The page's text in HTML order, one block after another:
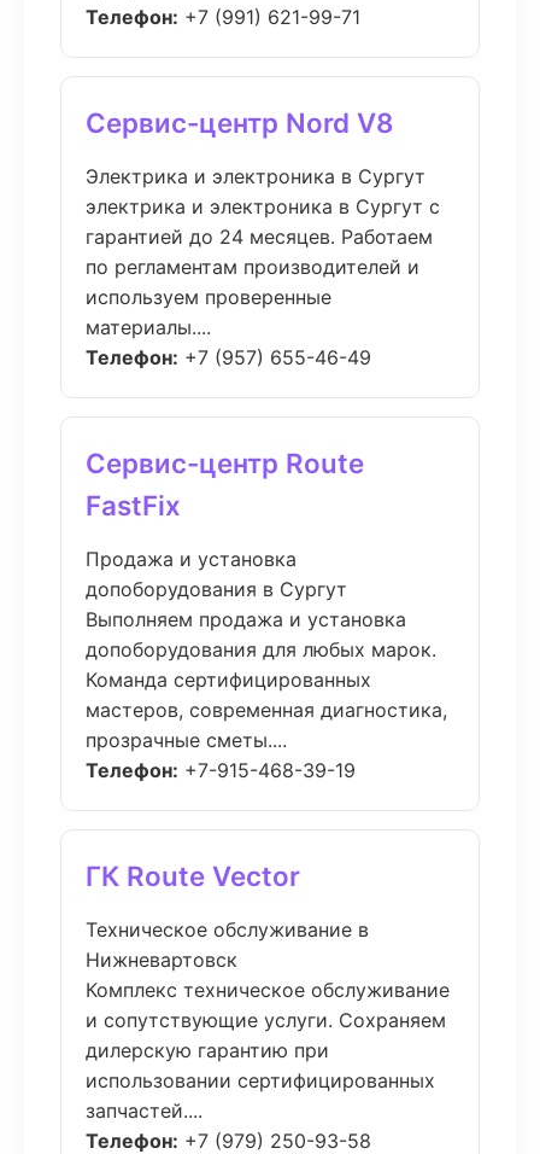
Телефон: +7 (991) 621-99-71
Сервис-центр Nord V8
Электрика и электроника в Сургут
электрика и электроника в Сургут с
гарантией до 24 месяцев. Работаем
по регламентам производителей и
используем проверенные
материалы....
Телефон: +7 (957) 655-46-49
Сервис-центр Route
FastFix
Продажа и установка
допоборудования в Сургут
Выполняем продажа и установка
допоборудования для любых марок.
Команда сертифицированных
мастеров, современная диагностика,
прозрачные сметы....
Телефон: +7-915-468-39-19
ГК Route Vector
Техническое обслуживание в
Нижневартовск
Комплекс техническое обслуживание
и сопутствующие услуги. Сохраняем
дилерскую гарантию при
использовании сертифицированных
запчастей....
Телефон: +7 (979) 250-93-58